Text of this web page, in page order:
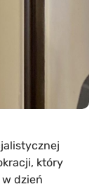
który
dzień